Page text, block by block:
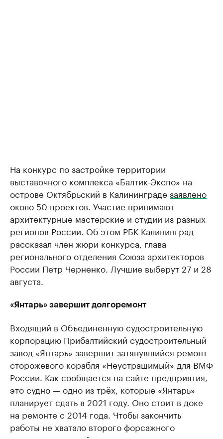
На конкурс по застройке территории
выставочного комплекса «Балтик-Экспо» на
острове Октябрьский в Калининграде заявлено
около 50 проектов. Участие принимают
архитектурные мастерские и студии из разных
регионов России. Об этом РБК Калининград
рассказал член жюри конкурса, глава
регионального отделения Союза архитекторов
России Петр Черненко. Лучшие выберут 27 и 28
августа.
«Янтарь» завершит долгоремонт
Входящий в Объединенную судостроительную
корпорацию Прибалтийский судостроительный
завод «Янтарь» завершитзатянувшийся ремонт
сторожевого корабля «Неустрашимый» для ВМФ
России. Как сообщается на сайте предприятия,
это судно — одно из трёх, которые «Янтарь»
планирует сдать в 2021 году. Оно стоит в доке
на ремонте с 2014 года. Чтобы закончить
работы не хватало второго форсажного